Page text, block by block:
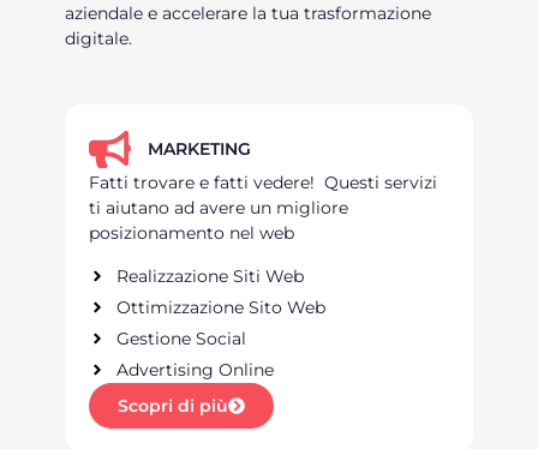
aziendale e accelerare la tua trasformazione
digitale.
MARKETING
Fatti trovare e fatti vedere! Questi servizi
ti aiutano ad avere un migliore
posizionamento nel web
Realizzazione Siti Web
Ottimizzazione Sito Web
Gestione Social
Advertising Online
Scopri di più